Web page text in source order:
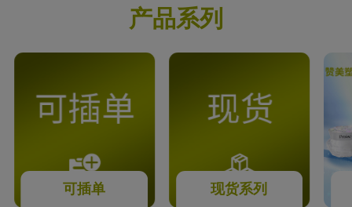
产品系列
可插单 现货系列